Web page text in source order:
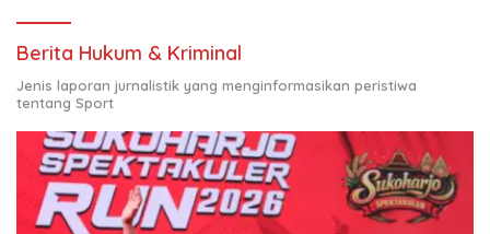
Berita Hukum & Kriminal
Jenis laporan jurnalistik yang menginformasikan peristiwa
tentang Sport